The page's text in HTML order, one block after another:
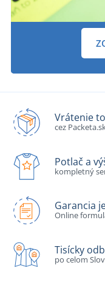
Vrátenie
cez
Potlač a
kompletný
Garancia
Online
Tisícky
po celom